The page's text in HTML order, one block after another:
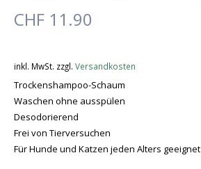
CHF 11.90
inkl. MwSt. zzgl. Versandkosten
Trockenshampoo-Schaum
Waschen ohne ausspülen
Desodorierend
Frei von Tierversuchen
Für Hunde und Katzen jeden Alters geeignet